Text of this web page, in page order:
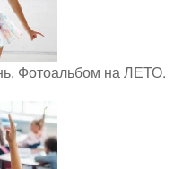
Фотоальбом на ЛЕТО.